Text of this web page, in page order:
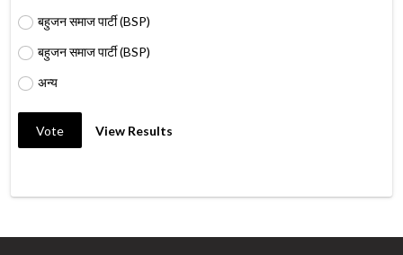
बहुजन समाज पार्टी (BSP)
बहुजन समाज पार्टी (BSP)
अन्य
Vote View Results